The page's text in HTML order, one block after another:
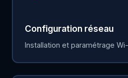
Configuration réseau
Installation et paramétrage